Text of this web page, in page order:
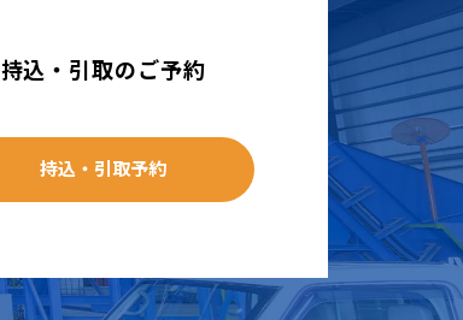
持込・引取のご予約
持込・引取予約